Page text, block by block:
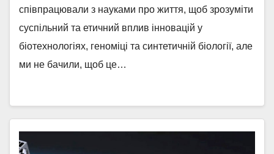
співпрацювали з науками про життя, щоб зрозуміти
суспільний та етичний вплив інновацій у
біотехнологіях, геноміці та синтетичній біології, але
ми не бачили, щоб це…